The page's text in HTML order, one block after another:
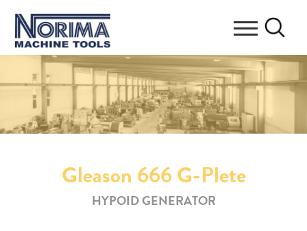
Gleason 666 G-Plete
HYPOID GENERATOR